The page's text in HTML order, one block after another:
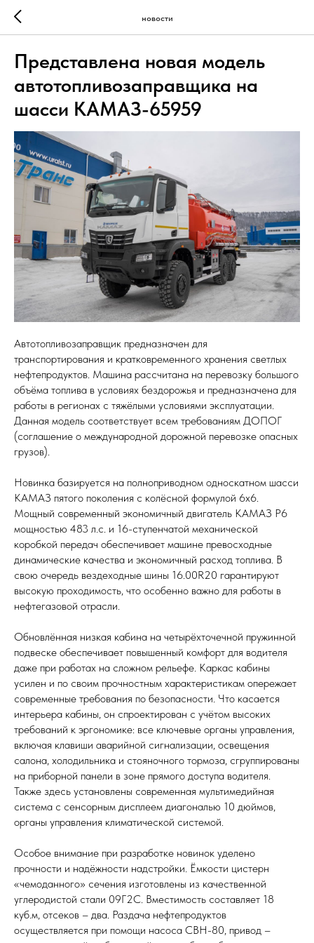
новости
Представлена новая модель
автотопливозаправщика на
шасси КАМАЗ-65959
Автотопливозаправщик предназначен для
транспортирования и кратковременного хранения светлых
нефтепродуктов. Машина рассчитана на перевозку большого
объёма топлива в условиях бездорожья и предназначена для
работы в регионах с тяжёлыми условиями эксплуатации.
Данная модель соответствует всем требованиям ДОПОГ
(соглашение о международной дорожной перевозке опасных
грузов).
Новинка базируется на полноприводном односкатном шасси
КАМАЗ пятого поколения с колёсной формулой 6х6.
Мощный современный экономичный двигатель КАМАЗ Р6
мощностью 483 л.с. и 16-ступенчатой механической
коробкой передач обеспечивает машине превосходные
динамические качества и экономичный расход топлива. В
свою очередь вездеходные шины 16.00R20 гарантируют
высокую проходимость, что особенно важно для работы в
нефтегазовой отрасли.
Обновлённая низкая кабина на четырёхточечной пружинной
подвеске обеспечивает повышенный комфорт для водителя
даже при работах на сложном рельефе. Каркас кабины
усилен и по своим прочностным характеристикам опережает
современные требования по безопасности. Что касается
интерьера кабины, он спроектирован с учётом высоких
требований к эргономике: все ключевые органы управления,
включая клавиши аварийной сигнализации, освещения
салона, холодильника и стояночного тормоза, сгруппированы
на приборной панели в зоне прямого доступа водителя.
Также здесь установлены современная мультимедийная
система с сенсорным дисплеем диагональю 10 дюймов,
органы управления климатической системой.
Особое внимание при разработке новинок уделено
прочности и надёжности надстройки. Ёмкости цистерн
«чемоданного» сечения изготовлены из качественной
углеродистой стали 09Г2С. Вместимость составляет 18
куб.м, отсеков – два. Раздача нефтепродуктов
осуществляется при помощи насоса СВН-80, привод –